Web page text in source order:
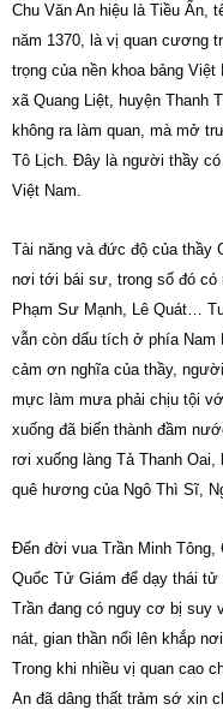
Chu Văn An hiệu là Tiều Ẩn,
năm 1370, là vị quan cương
trọng của nền khoa bảng
xã Quang Liệt, huyện Thanh
không ra làm quan, mà mở
Tô Lịch. Đây là người thầy
Việt Nam.
Tài năng và đức độ của thầy
nơi tới bái sư, trong số đó có
Phạm Sư Mạnh, Lê Quát…
vẫn còn dấu tích ở phía Nam
cảm ơn nghĩa của thầy,
mực làm mưa phải chịu tội
xuống đã biến thành đầm
rơi xuống làng Tả Thanh
quê hương của Ngô Thì Sĩ,
Đến đời vua Trần Minh
Quốc Tử Giám để dạy thái
Trần đang có nguy cơ bị suy
nát, gian thần nổi lên khắp
Trong khi nhiều vị quan cao
An đã dâng thất trảm sớ xin